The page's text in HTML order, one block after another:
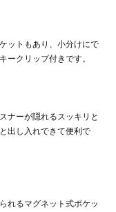
ットもあり、小分けにで
ークリップ付きです。
ナーが隠れるスッキリと
出し入れできて便利で
れるマグネット式ポケッ